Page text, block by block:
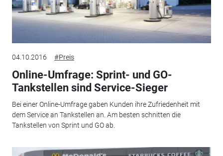
04.10.2016 #Preis
Online-Umfrage: Sprint- und GO-
Tankstellen sind Service-Sieger
Bei einer Online-Umfrage gaben Kunden ihre Zufriedenheit mit
dem Service an Tankstellen an. Am besten schnitten die
Tankstellen von Sprint und GO ab.